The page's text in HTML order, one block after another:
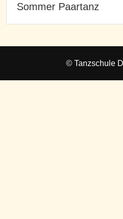
Sommer Paartanz
© Tanzschule